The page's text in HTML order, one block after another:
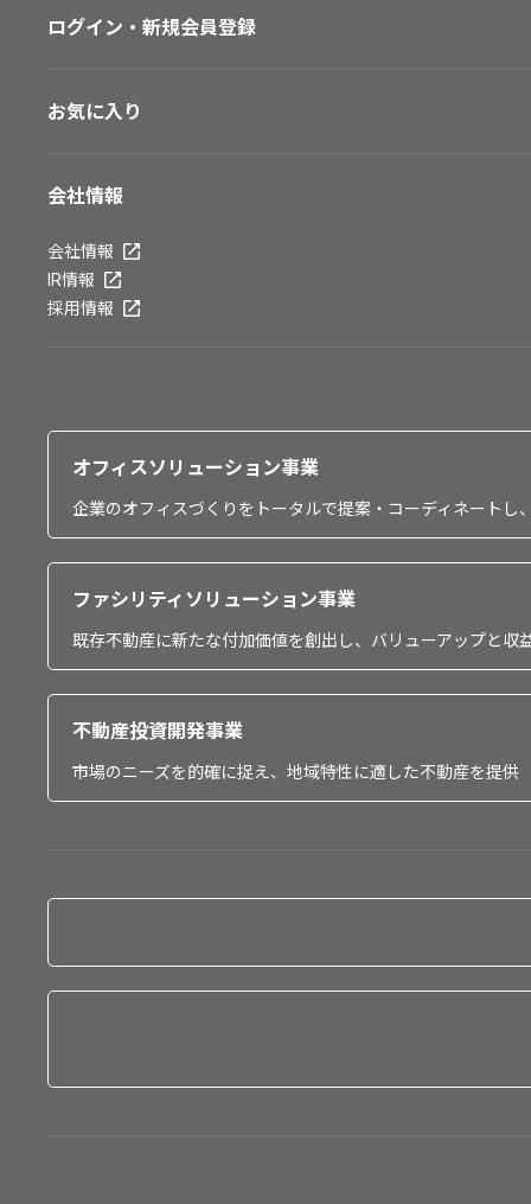
ログイン・新規会員登録
お気に入り
会社情報
会社情報
IR情報
採用情報
オフィスソリューション事業
企業のオフィスづくりをトータルで提案・コーディネート
ファシリティソリューション事業
既存不動産に新たな付加価値を創出し、バリューアップと収
不動産投資開発事業
市場のニーズを的確に捉え、地域特性に適した不動産を提供